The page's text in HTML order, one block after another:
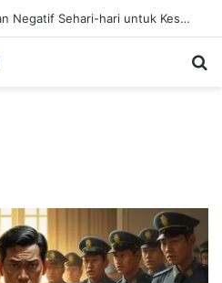
Mengatasi Dampak Pikiran Negatif Sehari-hari untuk Kesehatan Mental yang Lebih Baik